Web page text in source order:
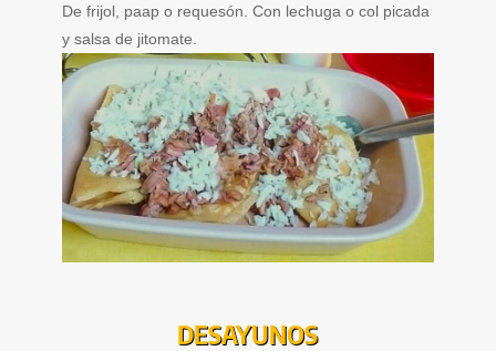
De frijol, paap o requesón. Con lechuga o col picada
y salsa de jitomate.
DESAYUNOS